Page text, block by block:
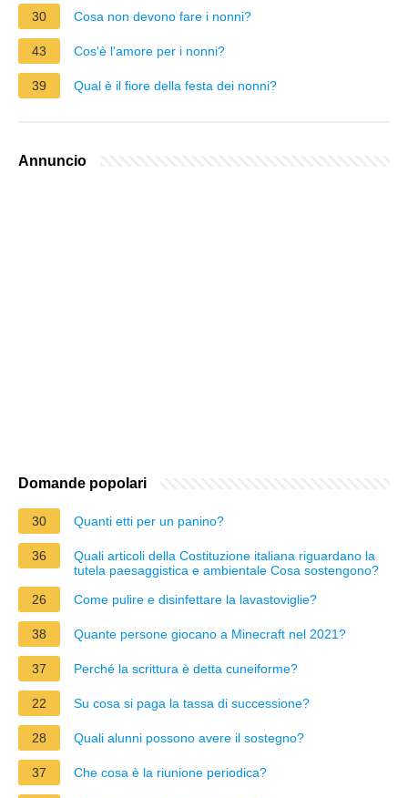
30 Cosa non devono fare i nonni?
43 Cos'è l'amore per i nonni?
39 Qual è il fiore della festa dei nonni?
Annuncio
Domande popolari
30 Quanti etti per un panino?
36
Quali articoli della Costituzione italiana riguardano la
tutela paesaggistica e ambientale Cosa sostengono?
26
Come pulire e disinfettare la lavastoviglie?
38 Quante persone giocano a Minecraft nel 2021?
37 Perché la scrittura è detta cuneiforme?
22 Su cosa si paga la tassa di successione?
28 Quali alunni possono avere il sostegno?
37 Che cosa è la riunione periodica?